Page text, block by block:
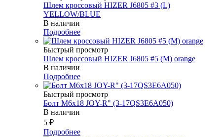
Шлем кроссовый HIZER J6805 #3 (L)
YELLOW/BLUE
В наличии
Подробнее
Быстрый просмотр
Шлем кроссовый HIZER J6805 #5 (M) orange
В наличии
Подробнее
Быстрый просмотр
Болт М6х18 JOY-R" (3-17QS3E6A050)
В наличии
5 ₽
Подробнее